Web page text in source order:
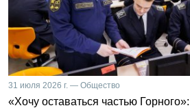
31 июля 2026 г. — Общество
«Хочу оставаться частью